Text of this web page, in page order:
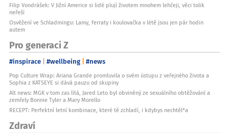
Filip Vondrášek: V Jižní Americe si lidé plují životem mnohem lehčeji, věci tolik
neřeší
Osvěžení ve Schladmingu: Lamy, ferraty i koulovačka v létě jsou jen pár hodin
autem
Pro generaci Z
#inspirace #wellbeing #news
Pop Culture Wrap: Ariana Grande promluvila o svém ústupu z veřejného života a
Sophia z KATSEYE si dává pauzu od skupiny
Alt news: MGK v tom zas lítá, Jared Leto byl obviněný ze sexuálního obtěžování a
zemřely Bonnie Tyler a Mary Morello
RECEPT: Perfektní letní kombinace, které tě zchladí, i kdybys nechtěl*a
Zdraví